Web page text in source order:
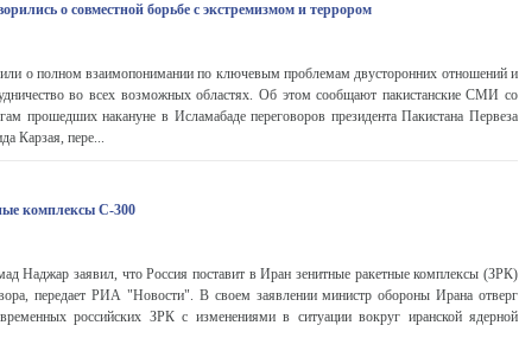
о совместной борьбе с экстремизмом и террором
о полном взаимопонимании по ключевым проблемам двусторонних отношений и
во всех возможных областях. Об этом сообщают пакистанские СМИ со
прошедших накануне в Исламабаде переговоров президента Пакистана Первеза
Карзая, пере...
комплексы С-300
Наджар заявил, что Россия поставит в Иран зенитные ракетные комплексы (ЗРК)
передает РИА "Новости". В своем заявлении министр обороны Ирана отверг
российских ЗРК с изменениями в ситуации вокруг иранской ядерной